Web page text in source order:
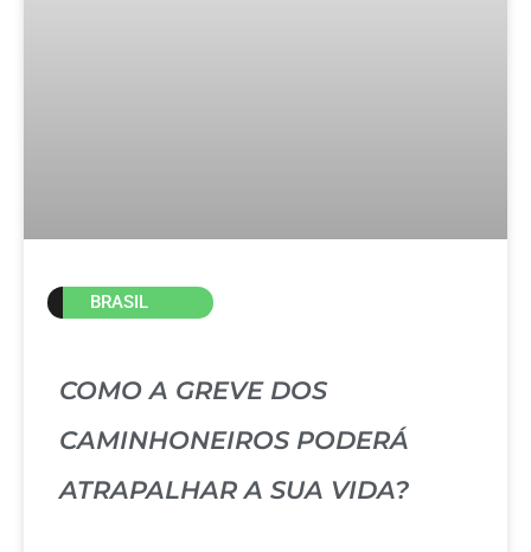
BRASIL
COMO A GREVE DOS
CAMINHONEIROS PODERÁ
ATRAPALHAR A SUA VIDA?